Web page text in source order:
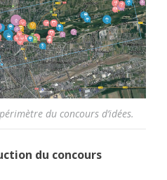
du concours d’idées.
du concours